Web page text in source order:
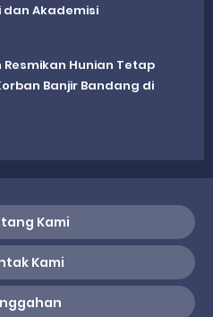
dan Akademisi
Resmikan Hunian Tetap
Banjir Bandang di
Kami
Kami